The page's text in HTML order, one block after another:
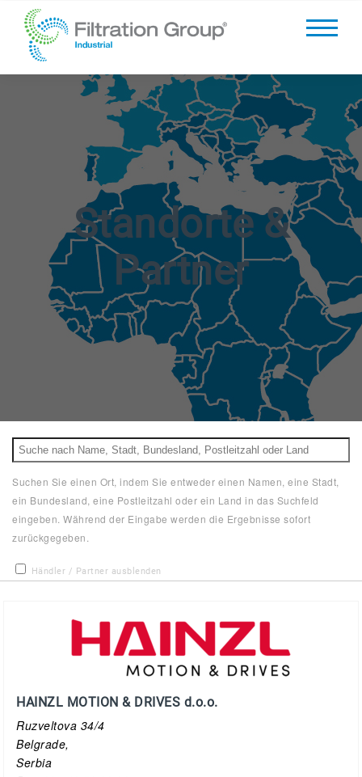
Standorte &
Partner
Suchen Sie einen Ort, indem Sie entweder einen Namen, eine Stadt,
ein Bundesland, eine Postleitzahl oder ein Land in das Suchfeld
eingeben. Während der Eingabe werden die Ergebnisse sofort
zurückgegeben.
Händler / Partner ausblenden
HAINZL MOTION & DRIVES d.o.o.
Ruzveltova 34/4
Belgrade,
Serbia